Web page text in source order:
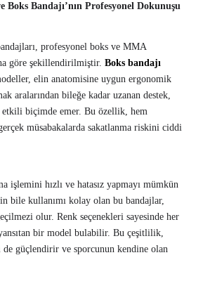
Boks Bandajı’nın Profesyonel Dokunuşu
profesyonel boks ve MMA
göre şekillendirilmiştir. Boks bandajı
elin anatomisine uygun ergonomik
aralarından bileğe kadar uzanan destek,
etkili biçimde emer. Bu özellik, hem
müsabakalarda sakatlanma riskini ciddi
işlemini hızlı ve hatasız yapmayı mümkün
bile kullanımı kolay olan bu bandajlar,
olur. Renk seçenekleri sayesinde her
bir model bulabilir. Bu çeşitlilik,
güçlendirir ve sporcunun kendine olan